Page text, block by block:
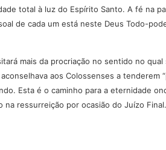
total à luz do Espírito Santo. A fé na
de cada um está neste Deus Todo-
mais da procriação no sentido no
aos Colossenses a tenderem
Esta é o caminho para a eternidade
ressurreição por ocasião do Juízo Final.